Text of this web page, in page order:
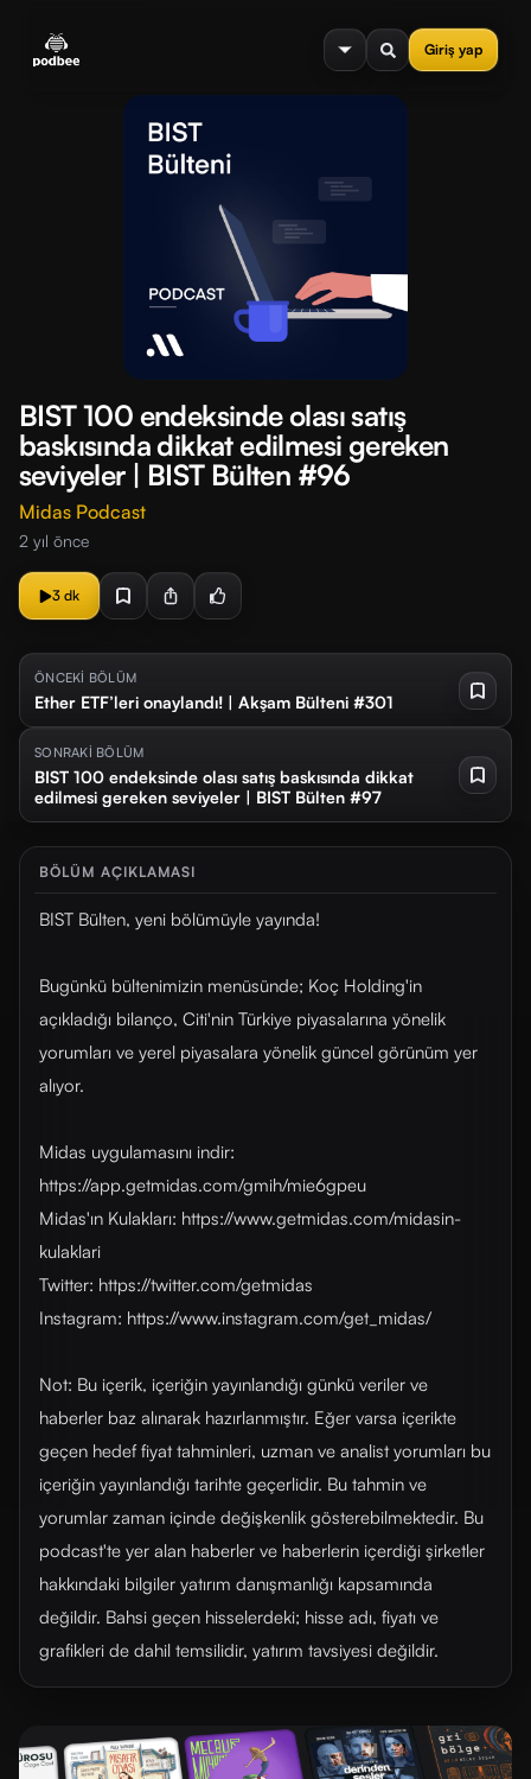
Giriş yap
menu
BIST 100 endeksinde olası satış
baskısında dikkat edilmesi gereken
seviyeler | BIST Bülten #96
Midas Podcast
2 yıl önce
3 dk
ÖNCEKİ BÖLÜM
Ether ETF’leri onaylandı! | Akşam Bülteni #301
SONRAKİ BÖLÜM
BIST 100 endeksinde olası satış baskısında dikkat
edilmesi gereken seviyeler | BIST Bülten #97
BÖLÜM AÇIKLAMASI
BIST Bülten, yeni bölümüyle yayında!
Bugünkü bültenimizin menüsünde; Koç Holding'in
açıkladığı bilanço, Citi'nin Türkiye piyasalarına yönelik
yorumları ve yerel piyasalara yönelik güncel görünüm yer
alıyor.
Midas uygulamasını indir:
https://app.getmidas.com/gmih/mie6gpeu
Midas'ın Kulakları: https://www.getmidas.com/midasin-
kulaklari
Twitter: https://twitter.com/getmidas
Instagram: https://www.instagram.com/get_midas/
Not: Bu içerik, içeriğin yayınlandığı günkü veriler ve
haberler baz alınarak hazırlanmıştır. Eğer varsa içerikte
geçen hedef fiyat tahminleri, uzman ve analist yorumları bu
içeriğin yayınlandığı tarihte geçerlidir. Bu tahmin ve
yorumlar zaman içinde değişkenlik gösterebilmektedir. Bu
podcast'te yer alan haberler ve haberlerin içerdiği şirketler
hakkındaki bilgiler yatırım danışmanlığı kapsamında
değildir. Bahsi geçen hisselerdeki; hisse adı, fiyatı ve
grafikleri de dahil temsilidir, yatırım tavsiyesi değildir.